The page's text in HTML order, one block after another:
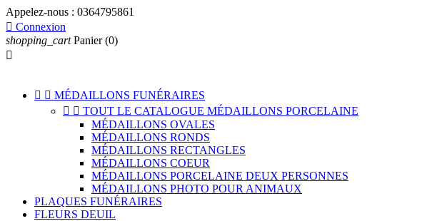
Appelez-nous : 0364795861
 Connexion
shopping_cart Panier (0)

  MÉDAILLONS FUNÉRAIRES
  TOUT LE CATALOGUE MÉDAILLONS PORCELAINE
MÉDAILLONS OVALES
MÉDAILLONS RONDS
MÉDAILLONS RECTANGLES
MÉDAILLONS COEUR
MÉDAILLONS PORCELAINE DEUX PERSONNES
MÉDAILLONS PHOTO POUR ANIMAUX
PLAQUES FUNÉRAIRES
FLEURS DEUIL